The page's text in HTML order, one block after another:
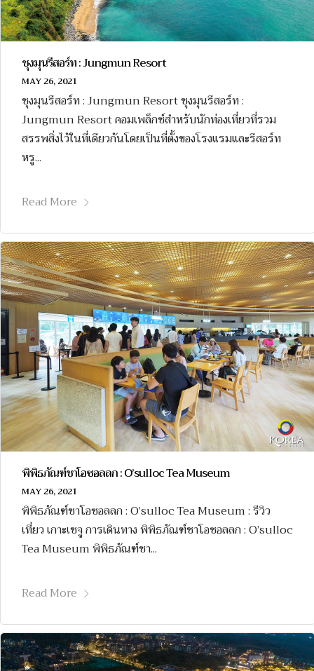
ชุงมุนรีสอร์ท : Jungmun Resort
MAY 26, 2021
ชุงมุนรีสอร์ท : Jungmun Resort ชุงมุนรีสอร์ท :
Jungmun Resort คอมเพล็กซ์สำหรับนักท่องเที่ยวที่รวม
สรรพสิ่งไว้ในที่เดียวกันโดยเป็นที่ตั้งของโรงแรมและรีสอร์ท
หรู...
Read More
พิพิธภัณฑ์ชาโอซอลลก : O’sulloc Tea Museum
MAY 26, 2021
พิพิธภัณฑ์ชาโอซอลลก : O’sulloc Tea Museum : รีวิว
เที่ยว เกาะเชจู การเดินทาง พิพิธภัณฑ์ชาโอซอลลก : O’sulloc
Tea Museum พิพิธภัณฑ์ชา...
Read More